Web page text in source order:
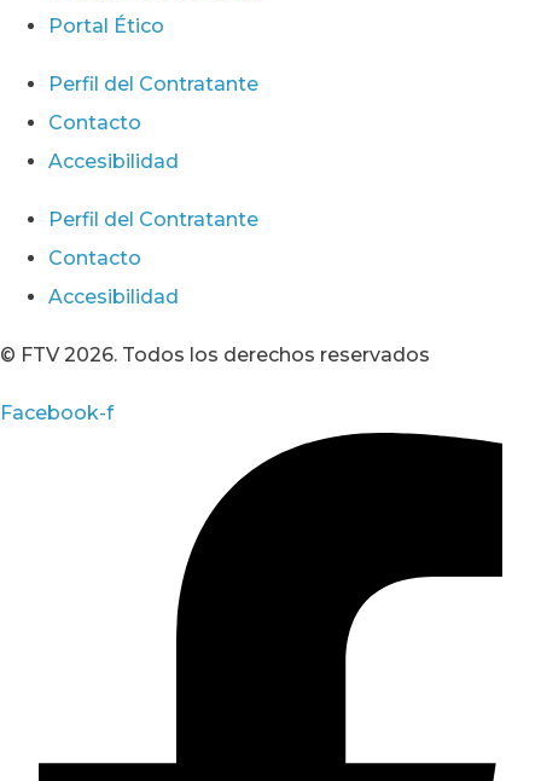
Portal Ético
Perfil del Contratante
Contacto
Accesibilidad
Perfil del Contratante
Contacto
Accesibilidad
© FTV 2026. Todos los derechos reservados
Facebook-f